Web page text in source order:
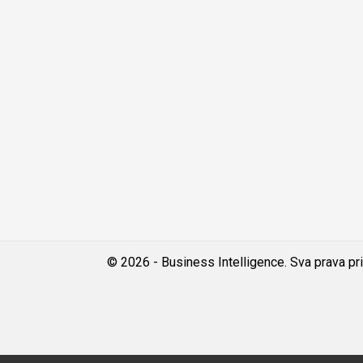
© 2026 - Business Intelligence. Sva prava